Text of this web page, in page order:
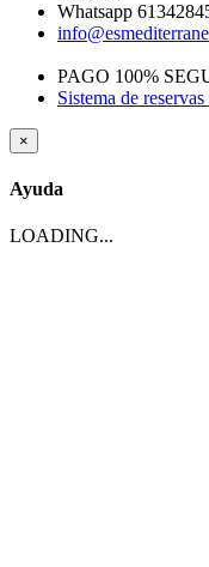
Whatsapp
PAGO 100%
Sistema de
×
Ayuda
LOADING...